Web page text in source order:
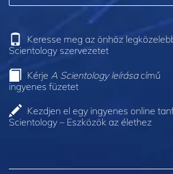
Keresse meg az önhöz
Scientology szervezetet
Kérje A Scientology leírásacímű
ingyenes füzetet
Kezdjen el egy ingyenes online
Scientology – Eszközök az élethez